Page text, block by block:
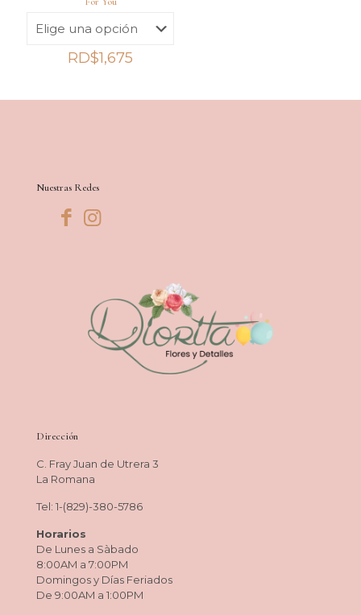
RD$1,675
Nuestras Redes
Dirección
C. Fray Juan de Utrera 3
La Romana
Tel: 1-(829)-380-5786
Horarios
De Lunes a Sàbado
8:00AM a 7:00PM
Domingos y Días Feriados
De 9:00AM a 1:00PM